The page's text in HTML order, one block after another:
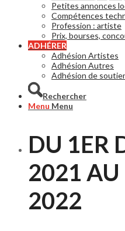
Petites annonces
Compétences
Profession : artiste
Prix, bourses,
ADHÉRER
Adhésion Artistes
Adhésion Autres
Adhésion de
Rechercher
Menu Menu
DU 1ER
2021 AU
2022